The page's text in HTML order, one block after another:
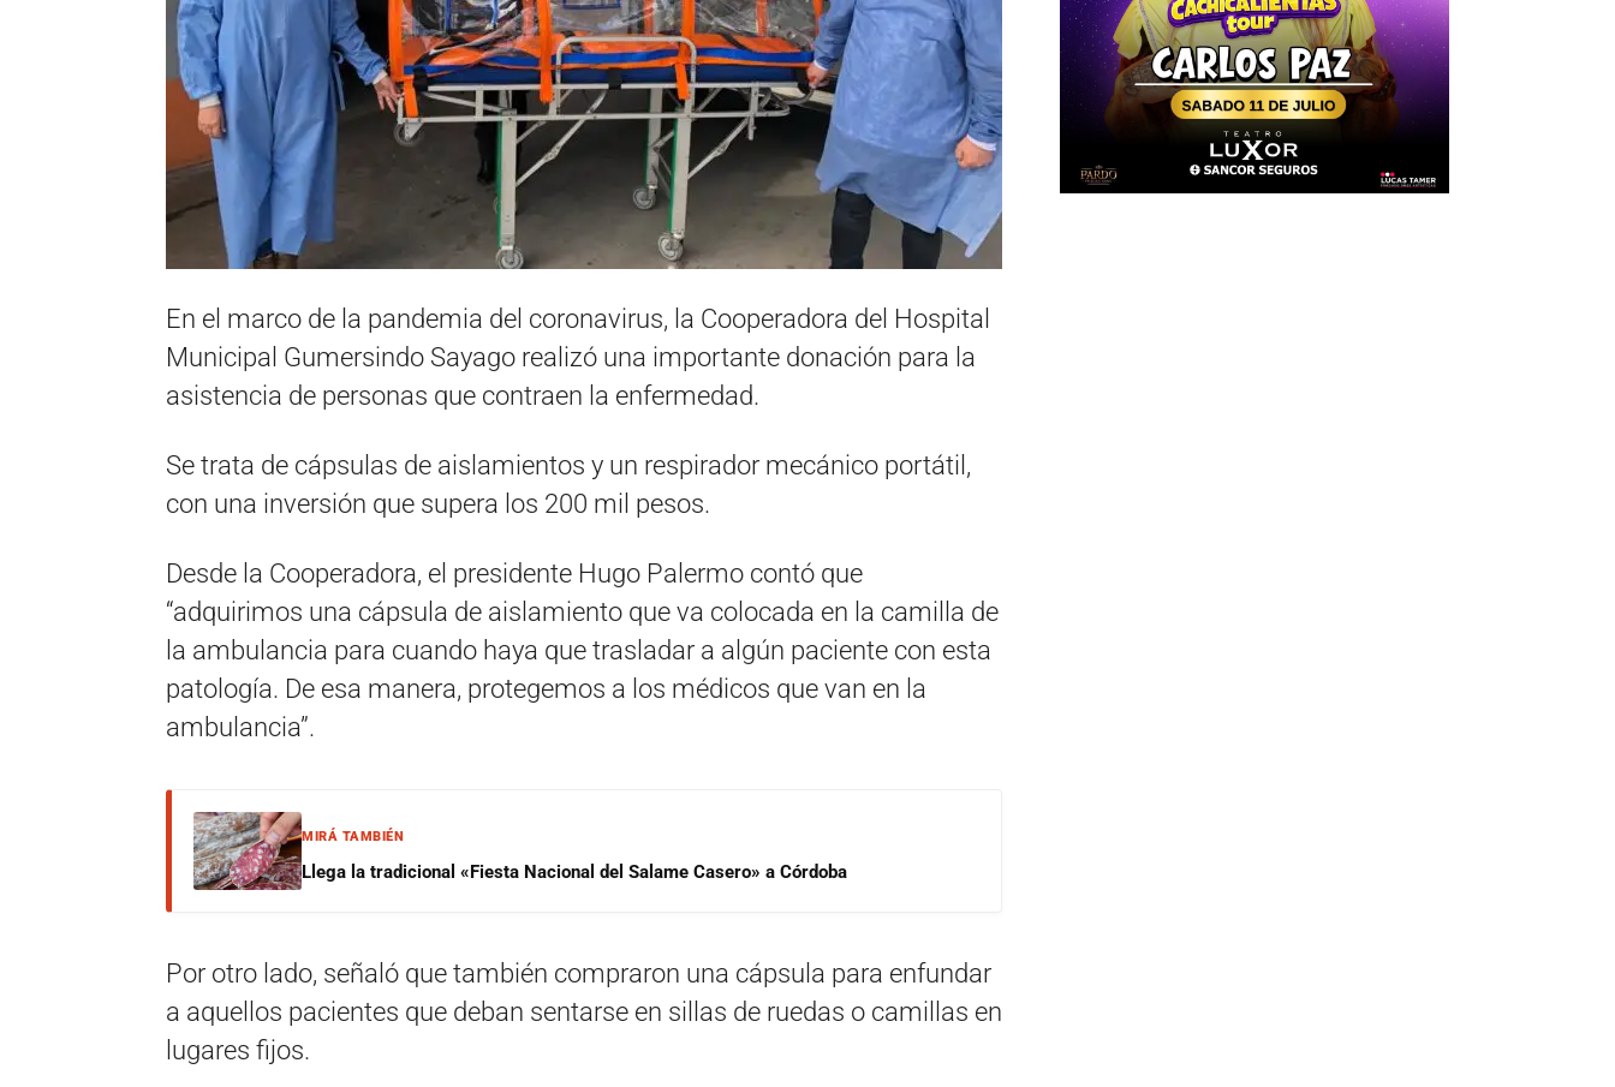
En el marco de la pandemia del coronavirus, la Cooperadora del Hospital
Municipal Gumersindo Sayago realizó una importante donación para la
asistencia de personas que contraen la enfermedad.
Se trata de cápsulas de aislamientos y un respirador mecánico portátil,
con una inversión que supera los 200 mil pesos.
Desde la Cooperadora, el presidente Hugo Palermo contó que
“adquirimos una cápsula de aislamiento que va colocada en la camilla de
la ambulancia para cuando haya que trasladar a algún paciente con esta
patología. De esa manera, protegemos a los médicos que van en la
ambulancia”.
MIRÁ TAMBIÉN
Llega la tradicional «Fiesta Nacional del Salame Casero» a Córdoba
Por otro lado, señaló que también compraron una cápsula para enfundar
a aquellos pacientes que deban sentarse en sillas de ruedas o camillas en
lugares fijos.